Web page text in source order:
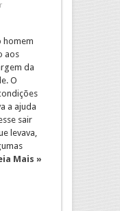
homem
aos
da
O
a ajuda
sair
levava,
Mais »